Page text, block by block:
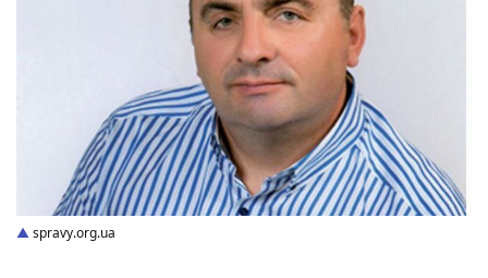
spravy.org.ua